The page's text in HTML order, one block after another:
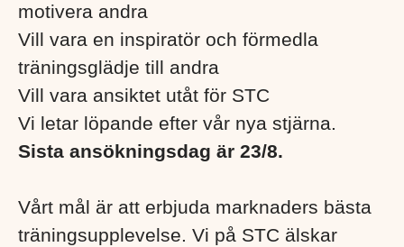
motivera andra
Vill vara en inspiratör och förmedla
träningsglädje till andra
Vill vara ansiktet utåt för STC
Vi letar löpande efter vår nya stjärna.
Sista ansökningsdag är 23/8.
Vårt mål är att erbjuda marknaders bästa
träningsupplevelse. Vi på STC älskar